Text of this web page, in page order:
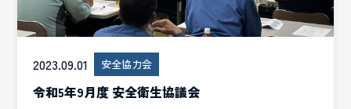
2023.09.01 安全協力会
令和5年9月度 安全衛生協議会